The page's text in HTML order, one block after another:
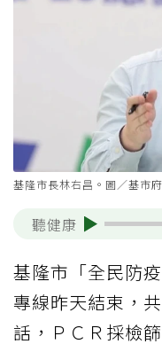
基隆市長林右昌。圖／基市
聽健康
基隆市「全民防
專線昨天結束，
話，ＰＣＲ採檢